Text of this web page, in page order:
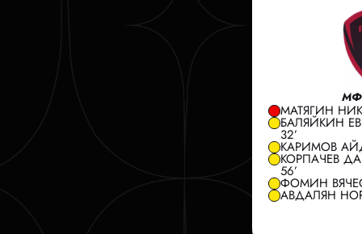
МАТЯГИН
БАЛЯЙКИН
32’
КАРИМОВ
КОРПАЧЕВ
56’
ФОМИН
АВДАЛЯН